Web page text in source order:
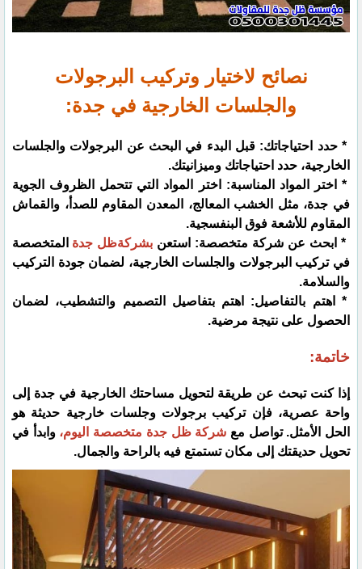
نصائح لاختيار وتركيب البرجولات
والجلسات الخارجية في جدة:
* حدد احتياجاتك: قبل البدء في البحث عن البرجولات والجلسات
الخارجية، حدد احتياجاتك وميزانيتك.
* اختر المواد المناسبة: اختر المواد التي تتحمل الظروف الجوية
في جدة، مثل الخشب المعالج، المعدن المقاوم للصدأ، والقماش
المقاوم للأشعة فوق البنفسجية.
* ابحث عن شركة متخصصة: استعن بشركةظل جدة المتخصصة
في تركيب البرجولات والجلسات الخارجية، لضمان جودة التركيب
والسلامة.
* اهتم بالتفاصيل: اهتم بتفاصيل التصميم والتشطيب، لضمان
الحصول على نتيجة مرضية.
خاتمة:
إذا كنت تبحث عن طريقة لتحويل مساحتك الخارجية في جدة إلى
واحة عصرية، فإن تركيب برجولات وجلسات خارجية حديثة هو
الحل الأمثل. تواصل مع شركة ظل جدة متخصصة اليوم، وابدأ في
تحويل حديقتك إلى مكان تستمتع فيه بالراحة والجمال.